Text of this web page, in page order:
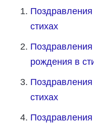
стихах
рождения в
стихах